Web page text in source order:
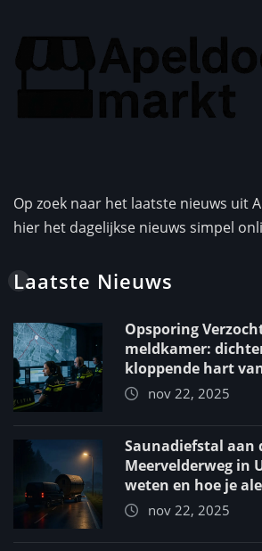
Op zoek naar het laatste nieuws uit
hier het dagelijkse nieuws simpel
Laatste Nieuws
Opsporing
meldkamer:
kloppende hart
nov 22, 2025
Saunadiefstal aan
Meervelderweg in
weten en hoe je
nov 22, 2025